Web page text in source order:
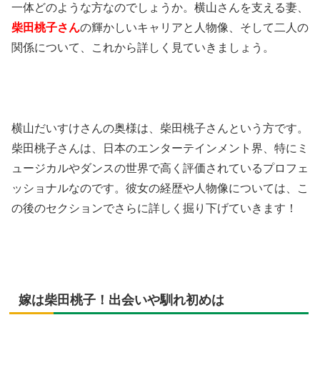
一体どのような方なのでしょうか。横山さんを支える妻、
柴田桃子さんの輝かしいキャリアと人物像、そして二人の
関係について、これから詳しく見ていきましょう。
横山だいすけさんの奥様は、柴田桃子さんという方です。
柴田桃子さんは、日本のエンターテインメント界、特にミ
ュージカルやダンスの世界で高く評価されているプロフェ
ッショナルなのです。彼女の経歴や人物像については、こ
の後のセクションでさらに詳しく掘り下げていきます！
嫁は柴田桃子！出会いや馴れ初めは